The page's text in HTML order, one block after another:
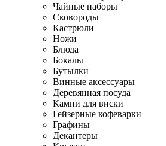
Чайные наборы
Сковороды
Кастрюли
Ножи
Блюда
Бокалы
Бутылки
Винные аксессуары
Деревянная посуда
Камни для виски
Гейзерные кофеварки
Графины
Декантеры